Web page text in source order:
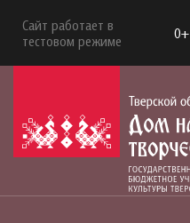
Сайт работает в
тестовом режиме
0+